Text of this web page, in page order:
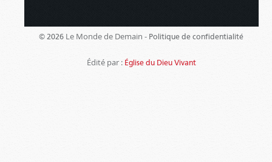
© 2026 Le Monde de Demain - Politique de confidentialité
Édité par : Église du Dieu Vivant